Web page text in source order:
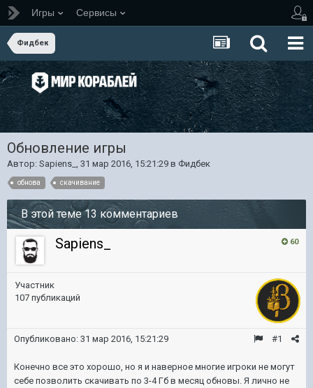
Игры Сервисы
Фидбек
Обновление игры
Автор: Sapiens_ , 31 мар 2016, 15:21:29 в Фидбек
обнова скачивание
В этой теме 13 комментариев
60
Sapiens_
Участник
107 публикаций
#1
Опубликовано: 31 мар 2016, 15:21:29
Конечно все это хорошо, но я и наверное многие игроки не могут
себе позволить скачивать по 3-4 Гб в месяц обновы. Я лично не